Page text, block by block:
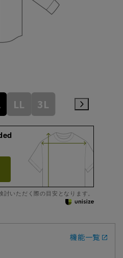
LL 3L
いただく際の目安となります。
機能一覧